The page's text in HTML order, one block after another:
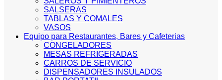
SALSERAS
TABLAS Y COMALES
VASOS
Equipo para Restaurantes, Bares y Cafeterias
CONGELADORES
MESAS REFRIGERADAS
CARROS DE SERVICIO
DISPENSADORES INSULADOS